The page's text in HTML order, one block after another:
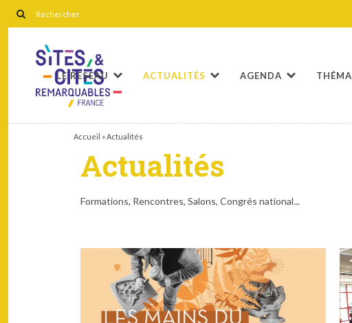
LE RÉSEAU ACTUALITÉS AGENDA
Accueil »Actualités
Actualités
Formations, Rencontres, Salons, Congrés national...